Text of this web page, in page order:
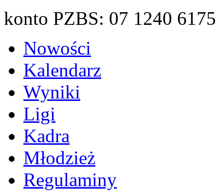
konto PZBS: 07 1240
Nowości
Kalendarz
Wyniki
Ligi
Kadra
Młodzież
Regulaminy